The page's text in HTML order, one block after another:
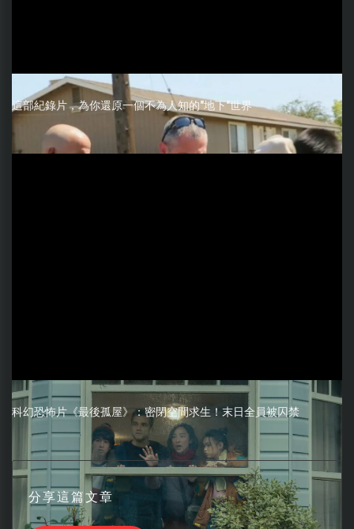
這部紀錄片，為你還原一個不為人知的"地下"世界
科幻恐怖片《最後孤屋》：密閉空間求生！末日全員被囚禁
分享這篇文章